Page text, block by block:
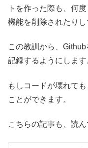
トを作った際も、何
機能を削除されたりし
この教訓から、
記録するようにします
もしコードが壊れて
ことができます。
こちらの記事も、読ん